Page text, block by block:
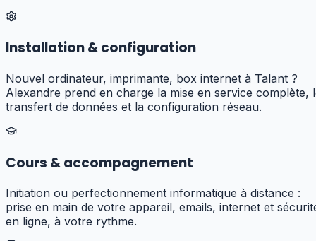
Installation & configuration
Nouvel ordinateur, imprimante, box internet à Talant ?
Alexandre prend en charge la mise en service complète,
transfert de données et la configuration réseau.
Cours & accompagnement
Initiation ou perfectionnement informatique à distance :
prise en main de votre appareil, emails, internet et
en ligne, à votre rythme.